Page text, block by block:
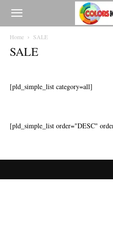
Home SALE
SALE
[pld_simple_list category=all]
[pld_simple_list order="DESC"